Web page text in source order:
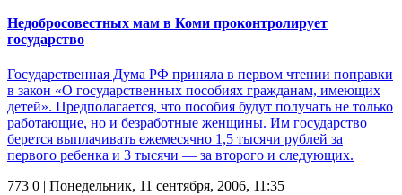
Недобросовестных мам в Коми проконтролирует
государство
Государственная Дума РФ приняла в первом чтении поправки
в закон «О государственных пособиях гражданам, имеющих
детей». Предполагается, что пособия будут получать не только
работающие, но и безработные женщины. Им государство
берется выплачивать ежемесячно 1,5 тысячи рублей за
первого ребенка и 3 тысячи — за второго и следующих.
773 0 | Понедельник, 11 сентября, 2006, 11:35